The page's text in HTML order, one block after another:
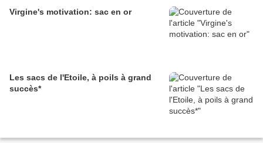
Virgine's motivation: sac en or
Les sacs de l'Etoile, à poils à grand
succès*